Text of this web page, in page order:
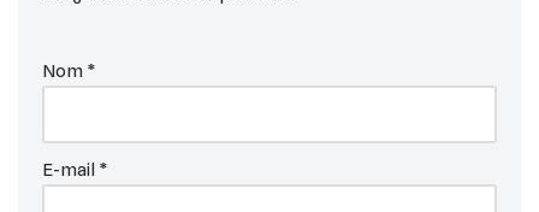
Nom *
E-mail *